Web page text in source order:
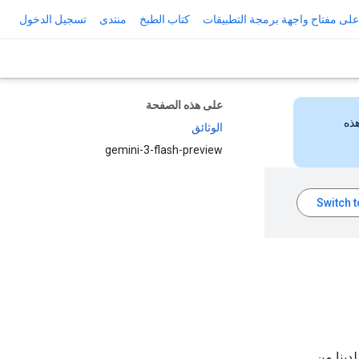
مفتاح واجهة برمجة التطبيقات كتاب الطبخ منتدى تسجيل الدخول
على هذه الصفحة
الوثائق
gemini-3-flash-preview